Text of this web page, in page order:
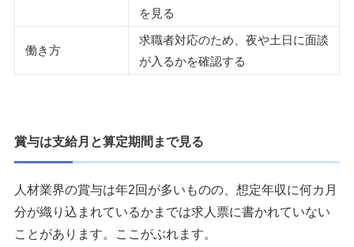
を見る
働き方
求職者対応のため、夜や土日に面談
が入るかを確認する
賞与は支給月と算定期間まで見る
人材業界の賞与は年2回が多いものの、想定年収に何カ月
分が織り込まれているかまでは求人票に書かれていない
ことがあります。ここがぶれます。